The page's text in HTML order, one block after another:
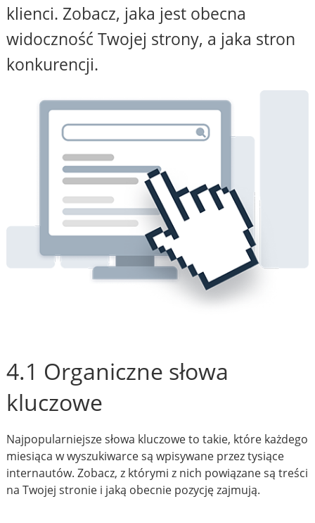
klienci. Zobacz, jaka jest obecna
widoczność Twojej strony, a jaka stron
konkurencji.
4.1 Organiczne słowa
kluczowe
Najpopularniejsze słowa kluczowe to takie, które każdego
miesiąca w wyszukiwarce są wpisywane przez tysiące
internautów. Zobacz, z którymi z nich powiązane są treści
na Twojej stronie i jaką obecnie pozycję zajmują.